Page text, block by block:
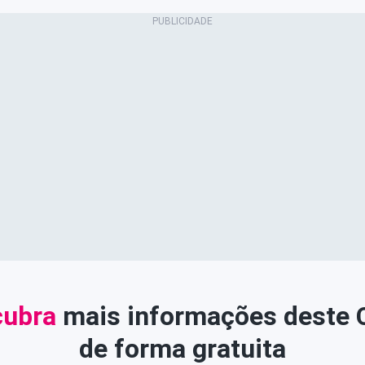
mais informações deste
de forma gratuita